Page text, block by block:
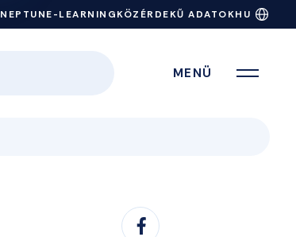
NEPTUNE-LEARNINGKÖZÉRDEKŰ ADATOKHU
MENÜ